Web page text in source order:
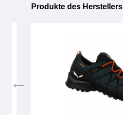
Produktgalerie überspringen
Produkte des Herstellers